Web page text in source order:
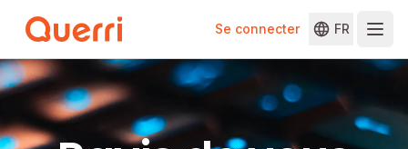
Skip to content
Se connecter FR